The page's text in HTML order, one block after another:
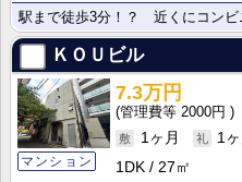
ＫＯＵビル
マンション
7.3万円
2000円
1ヶ月
1ヶ
1DK
27㎡